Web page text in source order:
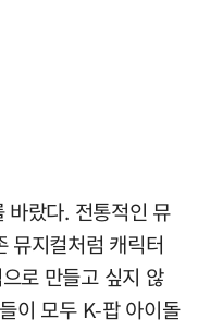
바랐다. 전통적인 뮤
뮤지컬처럼 캐릭터
로 만들고 싶지 않
이 모두 K-팝 아이돌